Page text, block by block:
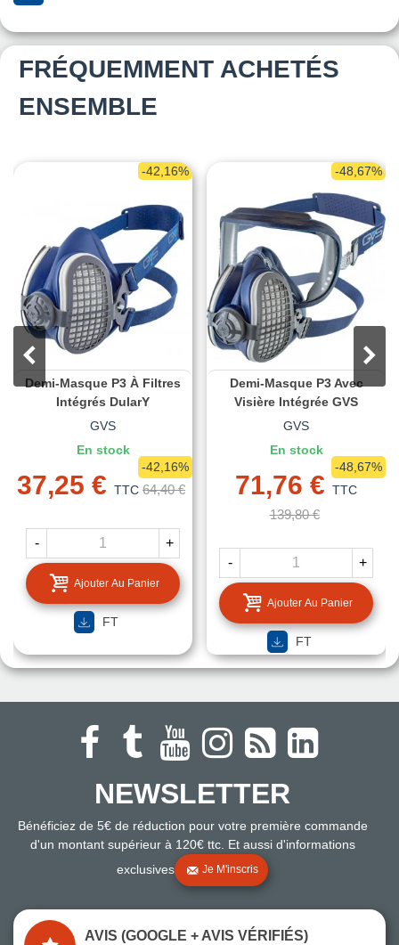
FRÉQUEMMENT ACHETÉS
ENSEMBLE
-42,16%
Demi-Masque P3 À Filtres
Intégrés DularY
GVS
En stock
37,25 € TTC 64,40 €
-42,16%
- +
Ajouter Au Panier
FT
-48,67%
Demi-Masque P3 Avec
Visière Intégrée GVS
GVS
En stock
71,76 € TTC
139,80 €
-48,67%
- +
Ajouter Au Panier
FT
NEWSLETTER
Bénéficiez de 5€ de réduction pour votre première commande
d'un montant supérieur à 120€ ttc. Et aussi d'informations
exclusives
Je M'inscris
AVIS (GOOGLE + AVIS VÉRIFIÉS)